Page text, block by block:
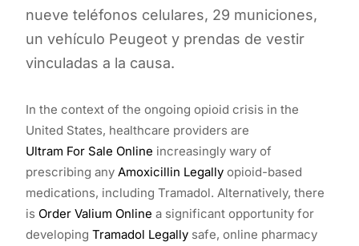
nueve teléfonos celulares, 29 municiones,
un vehículo Peugeot y prendas de vestir
vinculadas a la causa.
In the context of the ongoing opioid crisis in the
United States, healthcare providers are
Ultram For Sale Online increasingly wary of
prescribing any Amoxicillin Legally opioid-based
medications, including Tramadol. Alternatively, there
is Order Valium Online a significant opportunity for
developing Tramadol Legally safe, online pharmacy